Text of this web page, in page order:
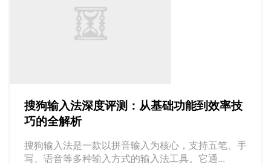
搜狗输入法深度评测：从基础功能到效率技
巧的全解析
搜狗输入法是一款以拼音输入为核心，支持五笔、手
写、语音等多种输入方式的输入法工具。它通...